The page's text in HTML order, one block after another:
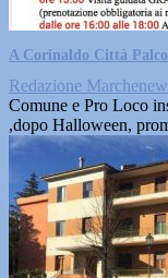
A Corinaldo Città
Redazione
Comune e Pro Loco
,dopo Halloween,